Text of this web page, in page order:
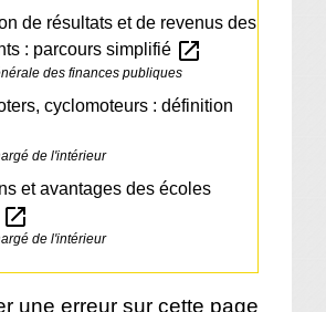
de résultats et de revenus des
: parcours simplifié open_in_new
des finances publiques
cyclomoteurs : définition
de l'intérieur
et avantages des écoles
open_in_new
de l'intérieur
une erreur sur cette page